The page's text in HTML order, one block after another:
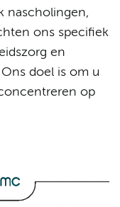
nascholingen,
ons specifiek
en
doel is om u
op